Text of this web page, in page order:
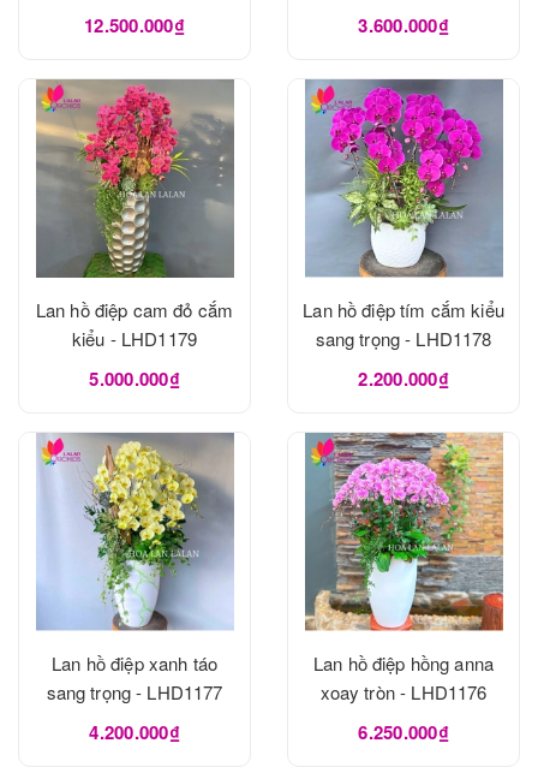
LHD1182
12.500.000₫ 3.600.000₫
Lan hồ điệp cam đỏ cắm
kiểu - LHD1179
5.000.000₫
Lan hồ điệp tím cắm kiểu
sang trọng - LHD1178
2.200.000₫
Lan hồ điệp xanh táo
sang trọng - LHD1177
4.200.000₫
Lan hồ điệp hồng anna
xoay tròn - LHD1176
6.250.000₫